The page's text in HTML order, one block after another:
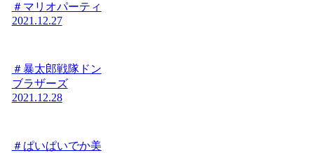
＃マリオパーティ
2021.12.27
＃暴太郎戦隊ドン
ブラザーズ
2021.12.28
＃ぱいぱいでか美